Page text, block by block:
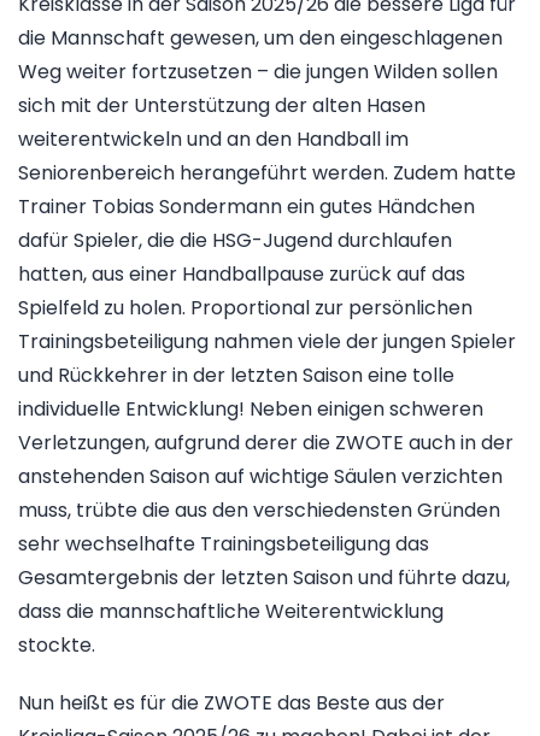
die Mannschaft gewesen, um den eingeschlagenen
Weg weiter fortzusetzen – die jungen Wilden sollen
sich mit der Unterstützung der alten Hasen
weiterentwickeln und an den Handball im
Seniorenbereich herangeführt werden. Zudem hatte
Trainer Tobias Sondermann ein gutes Händchen
dafür Spieler, die die HSG-Jugend durchlaufen
hatten, aus einer Handballpause zurück auf das
Spielfeld zu holen. Proportional zur persönlichen
Trainingsbeteiligung nahmen viele der jungen Spieler
und Rückkehrer in der letzten Saison eine tolle
individuelle Entwicklung! Neben einigen schweren
Verletzungen, aufgrund derer die ZWOTE auch in der
anstehenden Saison auf wichtige Säulen verzichten
muss, trübte die aus den verschiedensten Gründen
sehr wechselhafte Trainingsbeteiligung das
Gesamtergebnis der letzten Saison und führte dazu,
dass die mannschaftliche Weiterentwicklung
stockte.
Nun heißt es für die ZWOTE das Beste aus der